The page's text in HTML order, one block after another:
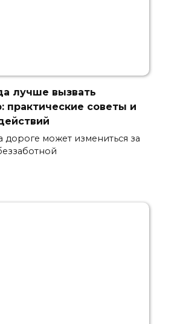
лучше вызвать
практические советы и
дороге может измениться за